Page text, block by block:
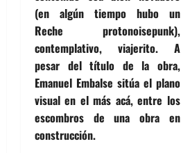
(en algún tiempo hubo un
Reche protonoisepunk),
contemplativo, viajerito. A
pesar del título de la obra,
Emanuel Embalse sitúa el plano
visual en el más acá, entre los
escombros de una obra en
construcción.